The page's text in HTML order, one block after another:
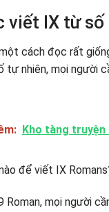
viết IX từ
cách đọc rất
tự nhiên, mọi người
Kho tàng
Roman, mọi người